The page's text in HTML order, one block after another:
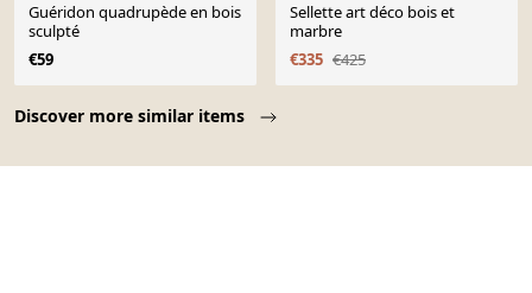
Discover more similar items
Guéridon quadrupède en bois
sculpté
€59
Sellette art déco bois et
marbre
€335 €425